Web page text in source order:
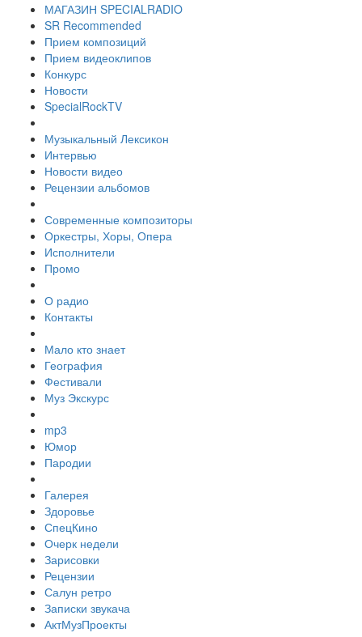
МАГАЗИН SPECIALRADIO
SR Recommended
Прием композиций
Прием видеоклипов
Конкурс
Новости
SpecialRockTV
Музыкальный Лексикон
Интервью
Новости видео
Рецензии альбомов
Современные композиторы
Оркестры, Хоры, Опера
Исполнители
Промо
О радио
Контакты
Мало кто знает
География
Фестивали
Муз Экскурс
mp3
Юмор
Пародии
Галерея
Здоровье
СпецКино
Очерк недели
Зарисовки
Рецензии
Салун ретро
Записки звукача
АктМузПроекты